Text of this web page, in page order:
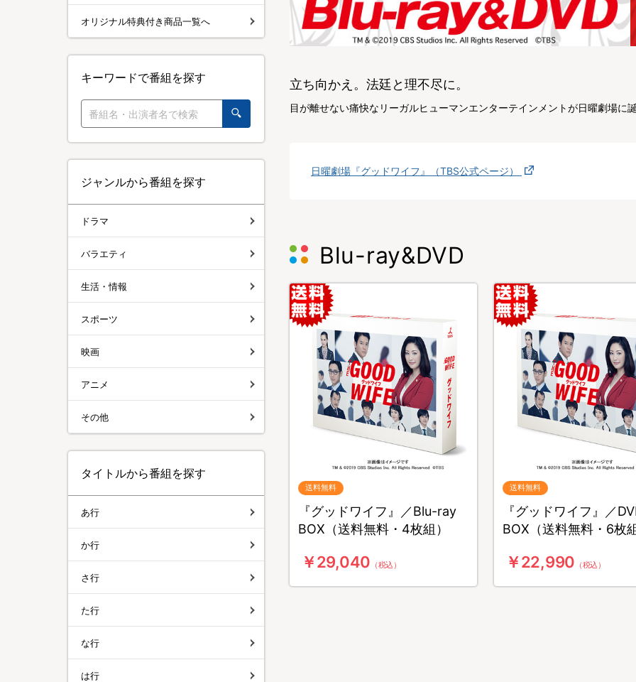
立ち向かえ。法廷と理不尽に。
目が離せない痛快なリーガルヒューマンエンターテインメントが日曜劇場に
日曜劇場『グッドワイフ』（TBS公式ページ）
Blu-ray&DVD
送料無料
『グッドワイフ』／Blu-ray
BOX（送料無料・4枚組）
￥29,040 （税込）
送料無料
『グッドワイフ』／
BOX（送料無料・6枚
￥22,990 （税込）
オリジナル特典付き商品一覧へ
キーワードで番組を探す
ジャンルから番組を探す
ドラマ
バラエティ
生活・情報
スポーツ
映画
アニメ
その他
タイトルから番組を探す
あ行
か行
さ行
た行
な行
は行